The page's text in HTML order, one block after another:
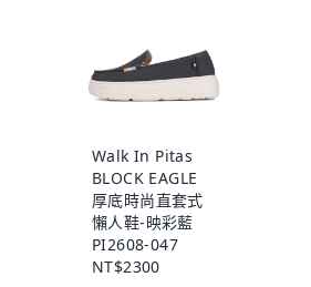
Walk In Pitas
BLOCK EAGLE
厚底時尚直套式
懶人鞋-映彩藍
PI2608-047
NT$2300